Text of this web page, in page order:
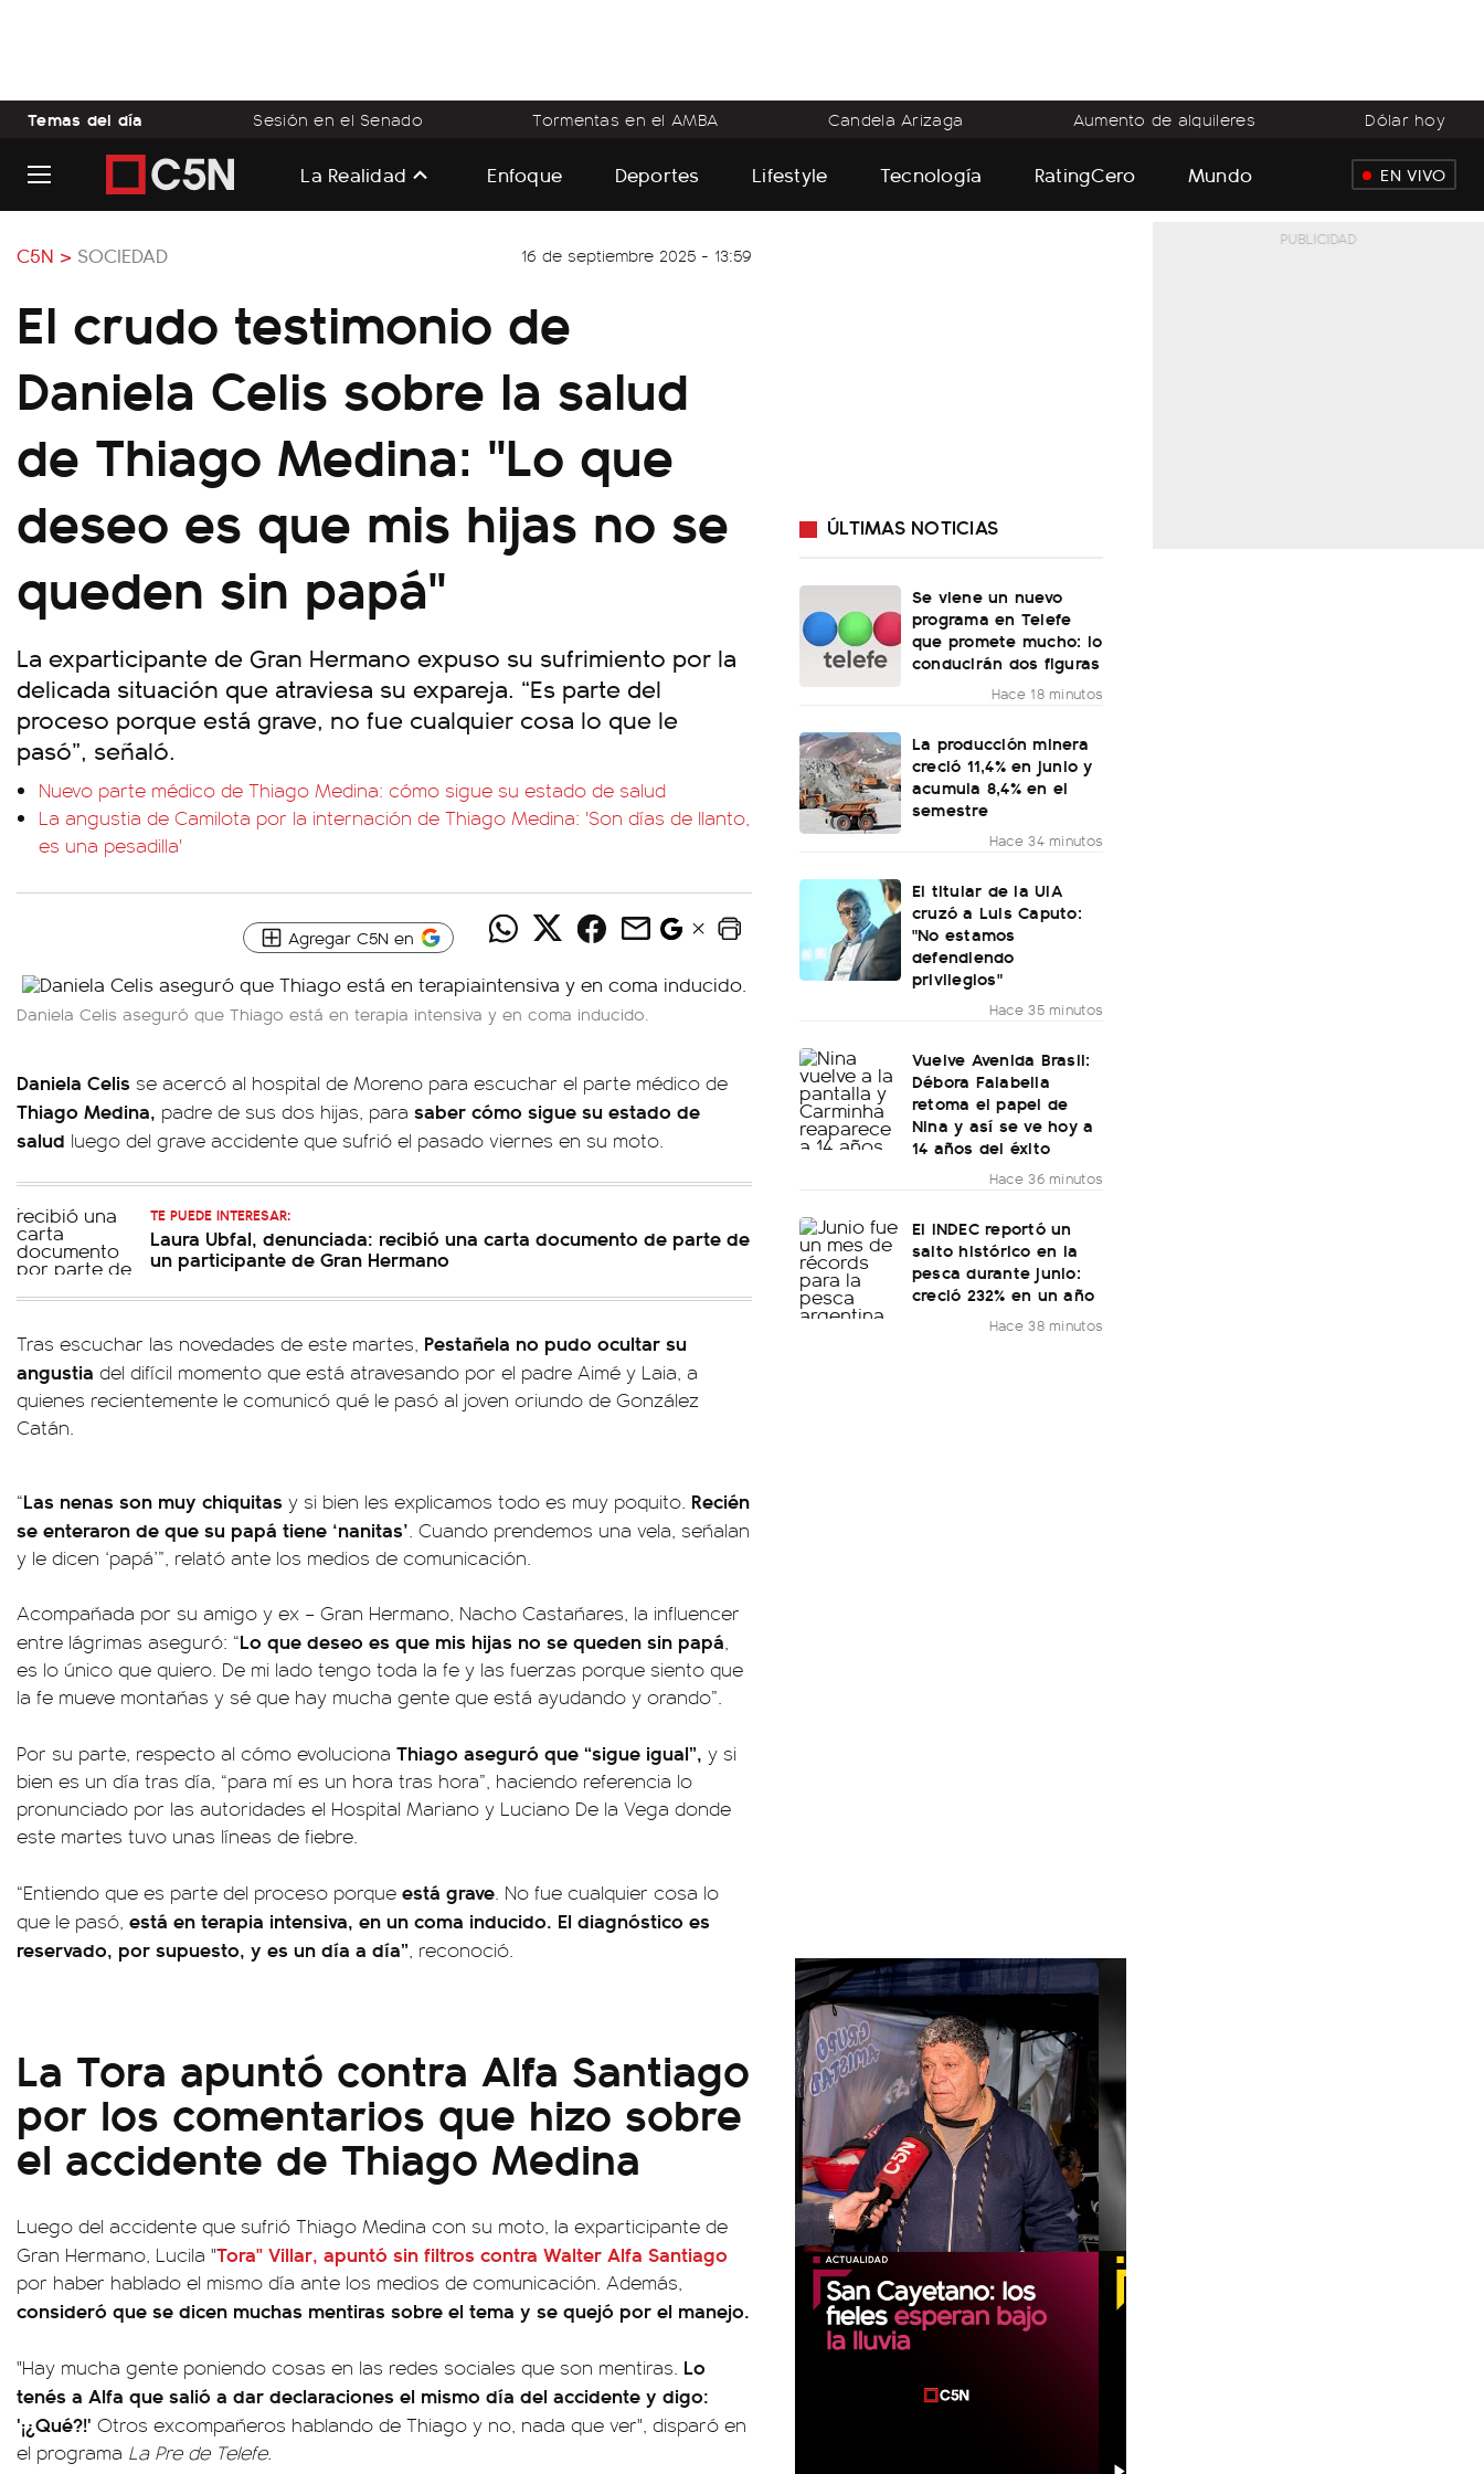
Temas del día Sesión en el Senado Tormentas en el AMBA Candela Arizaga Aumento de alquileres Dólar hoy
La Realidad Enfoque Deportes Lifestyle Tecnología RatingCero Mundo EN VIVO
C5N > SOCIEDAD 16 de septiembre 2025 - 13:59
El crudo testimonio de
Daniela Celis sobre la salud
de Thiago Medina: "Lo que
deseo es que mis hijas no se
queden sin papá"
La exparticipante de Gran Hermano expuso su sufrimiento por la
delicada situación que atraviesa su expareja. “Es parte del
proceso porque está grave, no fue cualquier cosa lo que le
pasó”, señaló.
Nuevo parte médico de Thiago Medina: cómo sigue su estado de salud
La angustia de Camilota por la internación de Thiago Medina: 'Son días de llanto,
es una pesadilla'
Agregar C5N en
Daniela Celis aseguró que Thiago está en terapia intensiva y en coma inducido.
Daniela Celis se acercó al hospital de Moreno para escuchar el parte médico de
Thiago Medina, padre de sus dos hijas, para saber cómo sigue su estado de
salud luego del grave accidente que sufrió el pasado viernes en su moto.
TE PUEDE INTERESAR:
Laura Ubfal, denunciada: recibió una carta documento de parte de
un participante de Gran Hermano
Tras escuchar las novedades de este martes, Pestañela no pudo ocultar su
angustia del difícil momento que está atravesando por el padre Aimé y Laia, a
quienes recientemente le comunicó qué le pasó al joven oriundo de González
Catán.
“Las nenas son muy chiquitas y si bien les explicamos todo es muy poquito. Recién
se enteraron de que su papá tiene ‘nanitas’. Cuando prendemos una vela, señalan
y le dicen ‘papá’”, relató ante los medios de comunicación.
Acompañada por su amigo y ex – Gran Hermano, Nacho Castañares, la influencer
entre lágrimas aseguró: “Lo que deseo es que mis hijas no se queden sin papá,
es lo único que quiero. De mi lado tengo toda la fe y las fuerzas porque siento que
la fe mueve montañas y sé que hay mucha gente que está ayudando y orando”.
Por su parte, respecto al cómo evoluciona Thiago aseguró que “sigue igual”, y si
bien es un día tras día, “para mí es un hora tras hora”, haciendo referencia lo
pronunciado por las autoridades el Hospital Mariano y Luciano De la Vega donde
este martes tuvo unas líneas de fiebre.
“Entiendo que es parte del proceso porque está grave. No fue cualquier cosa lo
que le pasó, está en terapia intensiva, en un coma inducido. El diagnóstico es
reservado, por supuesto, y es un día a día”, reconoció.
La Tora apuntó contra Alfa Santiago
por los comentarios que hizo sobre
el accidente de Thiago Medina
Luego del accidente que sufrió Thiago Medina con su moto, la exparticipante de
Gran Hermano, Lucila "Tora" Villar, apuntó sin filtros contra Walter Alfa Santiago
por haber hablado el mismo día ante los medios de comunicación. Además,
consideró que se dicen muchas mentiras sobre el tema y se quejó por el manejo.
"Hay mucha gente poniendo cosas en las redes sociales que son mentiras. Lo
tenés a Alfa que salió a dar declaraciones el mismo día del accidente y digo:
'¡¿Qué?!' Otros excompañeros hablando de Thiago y no, nada que ver", disparó en
el programa La Pre de Telefe.
ÚLTIMAS NOTICIAS
Se viene un nuevo
programa en Telefe
que promete mucho: lo
conducirán dos figuras
Hace 18 minutos
La producción minera
creció 11,4% en junio y
acumula 8,4% en el
semestre
Hace 34 minutos
El titular de la UIA
cruzó a Luis Caputo:
"No estamos
defendiendo
privilegios"
Hace 35 minutos
Vuelve Avenida Brasil:
Débora Falabella
retoma el papel de
Nina y así se ve hoy a
14 años del éxito
Hace 36 minutos
El INDEC reportó un
salto histórico en la
pesca durante junio:
creció 232% en un año
Hace 38 minutos